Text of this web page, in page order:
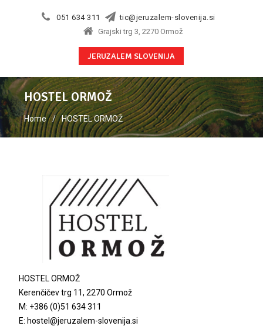
051 634 311
tic@jeruzalem-slovenija.si
Grajski trg 3, 2270 Ormož
JERUZALEM SLOVENIJA
HOSTEL ORMOŽ
Home HOSTEL ORMOŽ
HOSTEL ORMOŽ
Kerenčičev trg 11, 2270 Ormož
M: +386 (0)51 634 311
E: hostel@jeruzalem-slovenija.si